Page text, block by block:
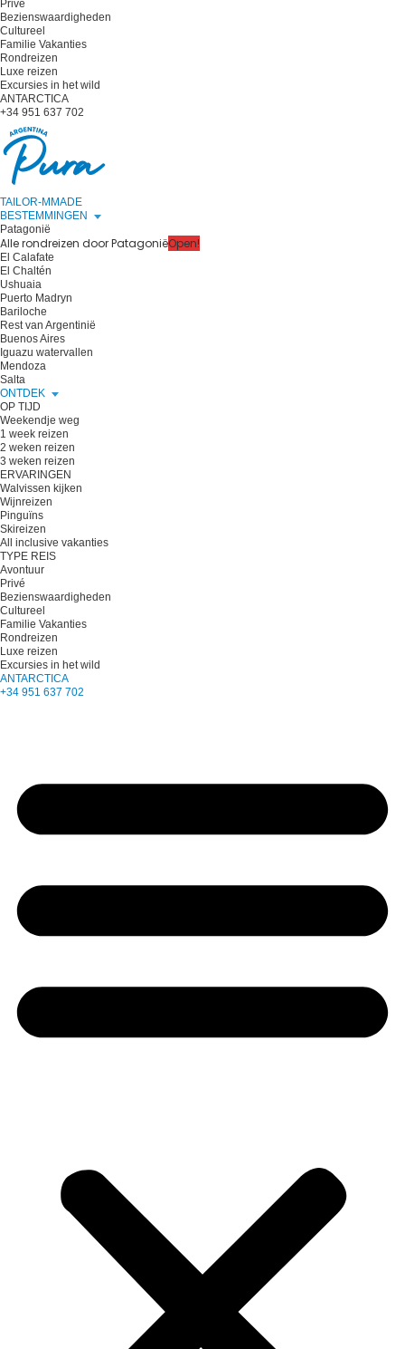
Privé
Bezienswaardigheden
Cultureel
Familie Vakanties
Rondreizen
Luxe reizen
Excursies in het wild
ANTARCTICA
+34 951 637 702
TAILOR-MMADE
BESTEMMINGEN
Patagonië
Alle rondreizen door PatagoniëOpen!
El Calafate
El Chaltén
Ushuaia
Puerto Madryn
Bariloche
Rest van Argentinië
Buenos Aires
Iguazu watervallen
Mendoza
Salta
ONTDEK
OP TIJD
Weekendje weg
1 week reizen
2 weken reizen
3 weken reizen
ERVARINGEN
Walvissen kijken
Wijnreizen
Pinguïns
Skireizen
All inclusive vakanties
TYPE REIS
Avontuur
Privé
Bezienswaardigheden
Cultureel
Familie Vakanties
Rondreizen
Luxe reizen
Excursies in het wild
ANTARCTICA
+34 951 637 702